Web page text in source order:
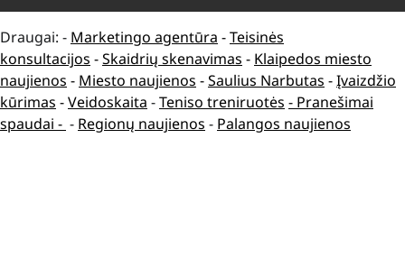
Draugai: - Marketingo agentūra -Teisinės
konsultacijos -Skaidrių skenavimas - Klaipedos miesto
naujienos - Miesto naujienos -Saulius Narbutas -Įvaizdžio
kūrimas -Veidoskaita -Teniso treniruotės - Pranešimai
spaudai - - Regionų naujienos - Palangos naujienos